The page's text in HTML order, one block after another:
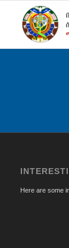
Here are some